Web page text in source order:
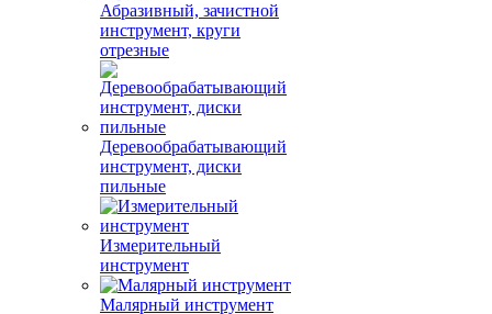
Абразивный, зачистной
инструмент, круги
отрезные
Деревообрабатывающий
инструмент, диски
пильные
Измерительный
инструмент
Малярный инструмент